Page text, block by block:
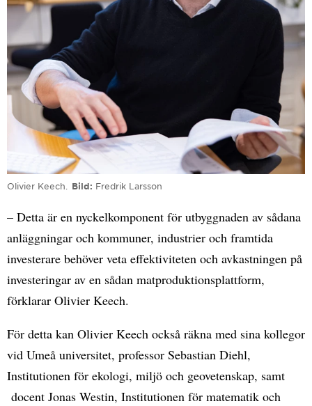
Olivier Keech. Bild Fredrik Larsson
– Detta är en nyckelkomponent för utbyggnaden av sådana
anläggningar och kommuner, industrier och framtida
investerare behöver veta effektiviteten och avkastningen på
investeringar av en sådan matproduktionsplattform,
förklarar Olivier Keech.
För detta kan Olivier Keech också räkna med sina kollegor
vid Umeå universitet, professor Sebastian Diehl,
Institutionen för ekologi, miljö och geovetenskap, samt
docent Jonas Westin, Institutionen för matematik och